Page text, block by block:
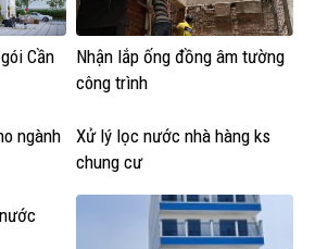
Cần
Nhận lắp ống đồng âm tường
công trình
ngành
Xử lý lọc nước nhà hàng ks
chung cư